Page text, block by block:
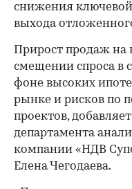
снижения
выхода
Прирост продаж на
смещении спроса в
фоне высоких
рынке и рисков по
проектов,
департамента
компании «НДВ
Елена Чегодаева.